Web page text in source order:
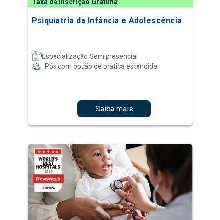
Taxa de Inscrição Gratuita
Psiquiatria da Infância e Adolescência
Especialização Semipresencial
Pós com opção de prática estendida
Saiba mais